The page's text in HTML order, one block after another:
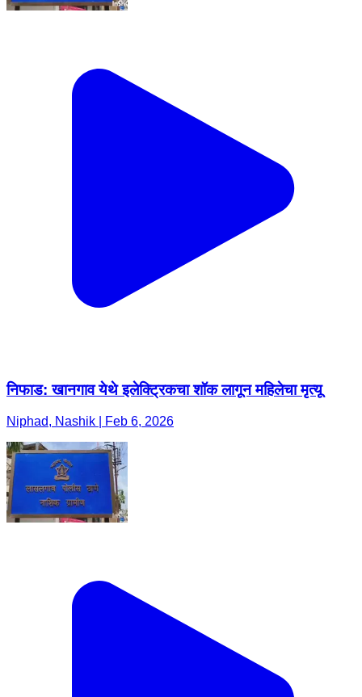
निफाड: खानगाव येथे इलेक्ट्रिकचा शॉक लागून महिलेचा मृत्यू
Niphad, Nashik | Feb 6, 2026